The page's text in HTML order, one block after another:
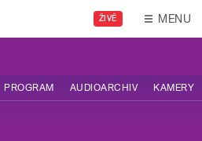
ŽIVĚ MENU
PROGRAM AUDIOARCHIV KAMERY